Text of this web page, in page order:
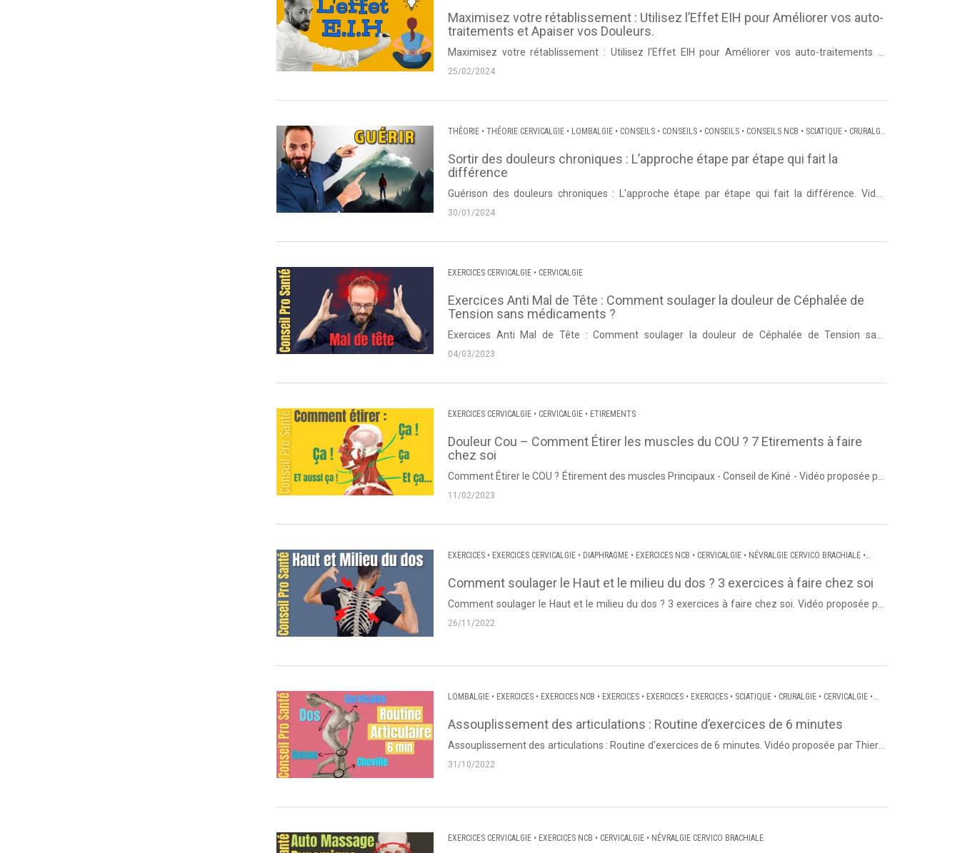
Maximisez votre rétablissement : Utilisez l’Effet EIH pour Améliorer vos auto-
traitements et Apaiser vos Douleurs.
Maximisez votre rétablissement : Utilisez l'Effet EIH pour Améliorer vos auto-traitements et
Apaiser vos Douleurs. Vidéo proposée par Thierry Lanne...
25/02/2024
THÉORIE• THÉORIE CERVICALGIE• LOMBALGIE• CONSEILS• CONSEILS• CONSEILS• CONSEILS NCB • SCIATIQUE• CRURALGIE
Sortir des douleurs chroniques : L’approche étape par étape qui fait la
différence
Guérison des douleurs chroniques : L'approche étape par étape qui fait la différence. Vidéo
proposée par Thierry Lanneau de Dos et Posture. Source ...
30/01/2024
EXERCICES CERVICALGIE• CERVICALGIE
Exercices Anti Mal de Tête : Comment soulager la douleur de Céphalée de
Tension sans médicaments ?
Exercices Anti Mal de Tête : Comment soulager la douleur de Céphalée de Tension sans
médicaments ? Vidéo proposée par Thierry Lanneau de Dos et Pos...
04/03/2023
EXERCICES CERVICALGIE• CERVICALGIE• ETIREMENTS
Douleur Cou – Comment Étirer les muscles du COU ? 7 Etirements à faire
chez soi
Comment Étirer le COU ? Étirement des muscles Principaux - Conseil de Kiné - Vidéo proposée par
Thierry Lanneau de Dos et Posture. Source : Dos et ...
11/02/2023
EXERCICES• EXERCICES CERVICALGIE• DIAPHRAGME• EXERCICES NCB • CERVICALGIE• NÉVRALGIE CERVICO BRACHIALE•
Comment soulager le Haut et le milieu du dos ? 3 exercices à faire chez soi
Comment soulager le Haut et le milieu du dos ? 3 exercices à faire chez soi. Vidéo proposée par
Thierry Lanneau de Dos et Posture. Source : Dos et ...
26/11/2022
LOMBALGIE• EXERCICES• EXERCICES NCB • EXERCICES• EXERCICES• EXERCICES• SCIATIQUE• CRURALGIE• CERVICALGIE•
Assouplissement des articulations : Routine d’exercices de 6 minutes
Assouplissement des articulations : Routine d'exercices de 6 minutes. Vidéo proposée par Thierry
Lanneau de Dos et Posture. Source : Dos et Posture...
31/10/2022
EXERCICES CERVICALGIE• EXERCICES NCB • CERVICALGIE• NÉVRALGIE CERVICO BRACHIALE